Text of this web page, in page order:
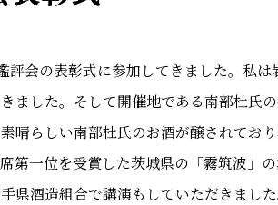
会の表彰式に参加してきました。私は
ました。そして開催地である南部杜氏
晴らしい南部杜氏のお酒が醸されてお
第一位を受賞した茨城県の「霧筑波」
県酒造組合で講演もしていただきまし